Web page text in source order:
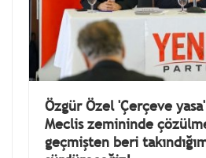
Özgür Özel 'Çerçeve yasa'
Meclis zemininde
geçmişten beri